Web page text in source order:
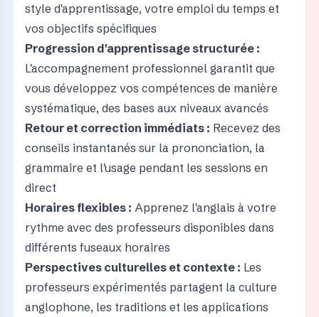
style d'apprentissage, votre emploi du temps et
vos objectifs spécifiques
Progression d'apprentissage structurée :
L'accompagnement professionnel garantit que
vous développez vos compétences de manière
systématique, des bases aux niveaux avancés
Retour et correction immédiats : Recevez des
conseils instantanés sur la prononciation, la
grammaire et l'usage pendant les sessions en
direct
Horaires flexibles : Apprenez l'anglais à votre
rythme avec des professeurs disponibles dans
différents fuseaux horaires
Perspectives culturelles et contexte : Les
professeurs expérimentés partagent la culture
anglophone, les traditions et les applications